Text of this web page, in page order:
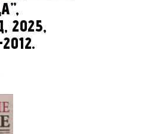
2025,